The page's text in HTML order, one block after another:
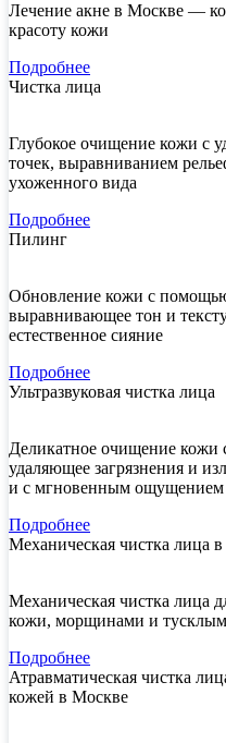
Лечение акне в Москве —
красоту кожи
Подробнее
Чистка лица
Глубокое очищение кожи с
точек, выравниванием
ухоженного вида
Подробнее
Пилинг
Обновление кожи с
выравнивающее тон и
естественное сияние
Подробнее
Ультразвуковая чистка лица
Деликатное очищение кожи
удаляющее загрязнения и
и с мгновенным ощущением
Подробнее
Механическая чистка лица
Механическая чистка лица
кожи, морщинами и
Подробнее
Атравматическая чистка
кожей в Москве